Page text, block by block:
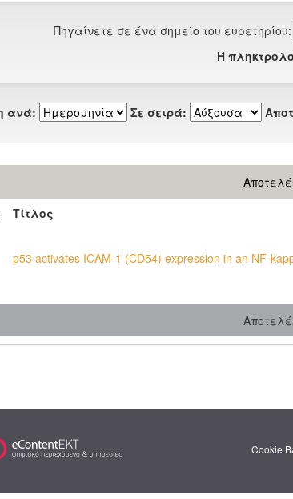
Πηγαίνετε σε ένα σημείο του ευρετηρίου:
Ή
ανά: Σε σειρά:
Τίτλος
p53 activates ICAM-1 (CD54) expression in an NF-
Cookie